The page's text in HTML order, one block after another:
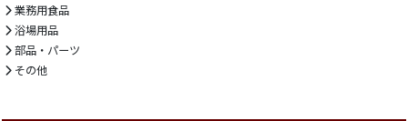
業務用食品
浴場用品
部品・パーツ
その他